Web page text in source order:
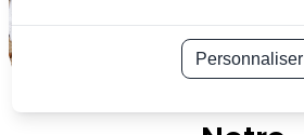
Personnaliser